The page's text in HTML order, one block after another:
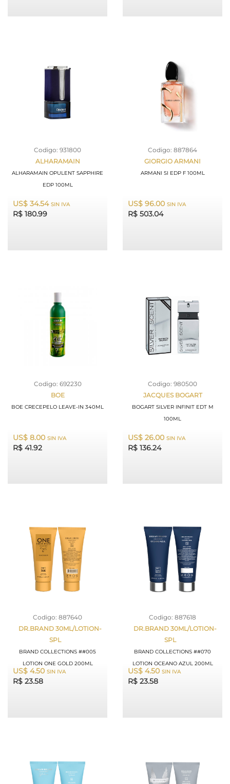
Codigo: 931800
ALHARAMAIN
ALHARAMAIN OPULENT SAPPHIRE
EDP 100ML
US$ 34.54 SIN IVA
R$ 180.99
Codigo: 887864
GIORGIO ARMANI
ARMANI SI EDP F 100ML
US$ 96.00 SIN IVA
R$ 503.04
Codigo: 692230
BOE
BOE CRECEPELO LEAVE-IN 340ML
US$ 8.00 SIN IVA
R$ 41.92
Codigo: 980500
JACQUES BOGART
BOGART SILVER INFINIT EDT M
100ML
US$ 26.00 SIN IVA
R$ 136.24
Codigo: 887640
DR.BRAND 30ML/LOTION-
SPL
BRAND COLLECTIONS ##005
LOTION ONE GOLD 200ML
US$ 4.50 SIN IVA
R$ 23.58
Codigo: 887618
DR.BRAND 30ML/LOTION-
SPL
BRAND COLLECTIONS ##070
LOTION OCEANO AZUL 200ML
US$ 4.50 SIN IVA
R$ 23.58